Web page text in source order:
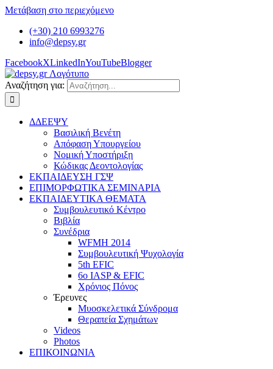
Μετάβαση στο περιεχόμενο
(+30) 210 6993276
info@depsy.gr
FacebookXLinkedInYouTubeBlogger
Αναζήτηση για:
ΔΔΕΕΨΥ
Βασιλική Βενέτη
Απόφαση Υπουργείου
Νομική Υποστήριξη
Κώδικας Δεοντολογίας
ΕΚΠΑΙΔΕΥΣΗ ΓΣΨ
ΕΠΙΜΟΡΦΩΤΙΚΑ ΣΕΜΙΝΑΡΙΑ
ΕΚΠΑΙΔΕΥΤΙΚΑ ΘΕΜΑΤΑ
Συμβουλευτικό Κέντρο
Βιβλία
Συνέδρια
WFMH 2014
Συμβουλευτική Ψυχολογία
5th EFIC
6ο IASP & EFIC
Χρόνιος Πόνος
Έρευνες
Μυοσκελετικά Σύνδρομα
Θεραπεία Σχημάτων
Videos
Photos
ΕΠΙΚΟΙΝΩΝΙΑ